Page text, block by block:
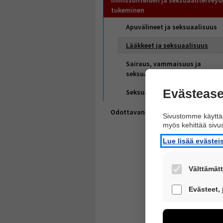
tukeminen
Apuvälineet ja seksuaalisuus
Lääkkeet ja seksuaalisuus
Sairaus, vammaisuus ja
seksuaalisuus
Seksuaalinen väkivalta
Odottavan äidin päihdeongelma
Sivustomme
myös kehittää
Lue lisää
NämäEvästeet,
voimme